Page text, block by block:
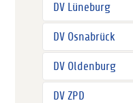
DV Lüneburg
DV Osnabrück
DV Oldenburg
DV ZPD